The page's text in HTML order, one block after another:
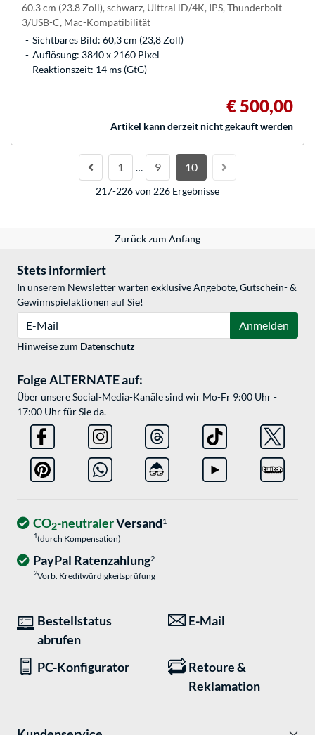
60.3 cm (23.8 Zoll), schwarz, UlttraHD/4K, IPS, Thunderbolt
3/USB-C, Mac-Kompatibilität
Sichtbares Bild: 60,3 cm (23,8 Zoll)
Auflösung: 3840 x 2160 Pixel
Reaktionszeit: 14 ms (GtG)
€ 500,00
Artikel kann derzeit nicht gekauft werden
1 … 9 10
217-226 von 226 Ergebnisse
Zurück zum Anfang
Stets informiert
In unserem Newsletter warten exklusive Angebote, Gutschein- &
Gewinnspielaktionen auf Sie!
Anmelden
Hinweise zum Datenschutz
Folge ALTERNATE auf:
Über unsere Social-Media-Kanäle sind wir Mo-Fr 9:00 Uhr -
17:00 Uhr für Sie da.
CO2-neutralerVersand1
1(durch Kompensation)
PayPal Ratenzahlung2
2Vorb. Kreditwürdigkeitsprüfung
Bestellstatus
abrufen
E-Mail
PC-Konfigurator
Retoure &
Reklamation